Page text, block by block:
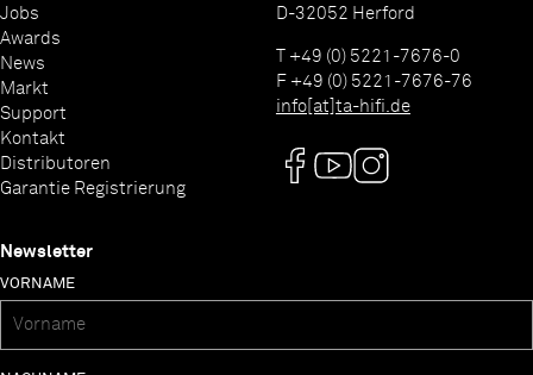
Jobs
Awards
News
Markt
Support
Kontakt
Distributoren
Garantie Registrierung
D-32052 Herford
T +49 (0) 5221-7676-0
F +49 (0) 5221-7676-76
info[at]ta-hifi.de
Newsletter
VORNAME